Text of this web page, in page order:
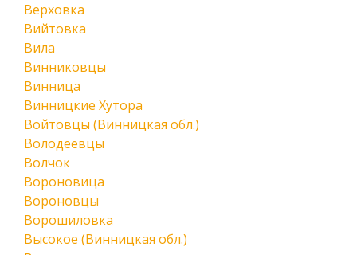
Верховка
Вийтовка
Вила
Винниковцы
Винница
Винницкие Хутора
Войтовцы (Винницкая обл.)
Володеевцы
Волчок
Вороновица
Вороновцы
Ворошиловка
Высокое (Винницкая обл.)